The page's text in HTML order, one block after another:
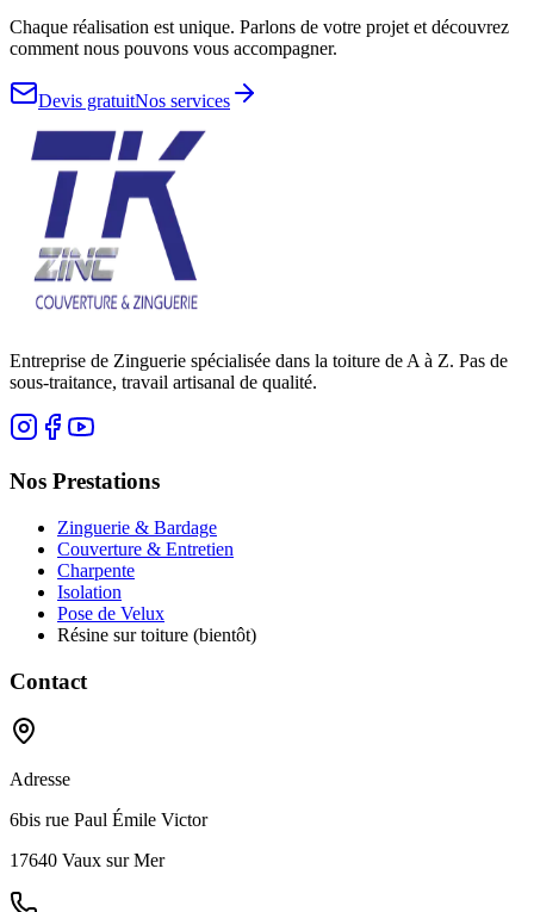
Chaque réalisation est unique. Parlons de votre projet et découvrez
comment nous pouvons vous accompagner.
Devis gratuitNos services
Entreprise de Zinguerie spécialisée dans la toiture de A à Z. Pas de
sous-traitance, travail artisanal de qualité.
Nos Prestations
Zinguerie & Bardage
Couverture & Entretien
Charpente
Isolation
Pose de Velux
Résine sur toiture (bientôt)
Contact
Adresse
6bis rue Paul Émile Victor
17640 Vaux sur Mer